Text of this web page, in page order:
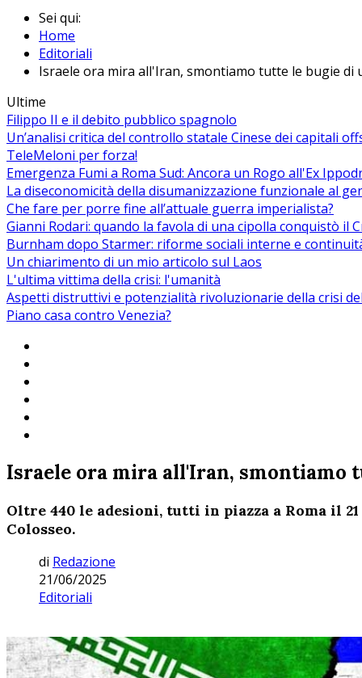
Sei qui:
Home
Editoriali
Israele ora mira all'Iran, smontiamo tutte le bugie di
Ultime
Filippo II e il debito pubblico spagnolo
Un’analisi critica del controllo statale Cinese dei capitali
TeleMeloni per forza!
Emergenza Fumi a Roma Sud: Ancora un Rogo all'Ex
La diseconomicità della disumanizzazione funzionale al
Che fare per porre fine all’attuale guerra imperialista?
Gianni Rodari: quando la favola di una cipolla conquistò il
Burnham dopo Starmer: riforme sociali interne e
Un chiarimento di un mio articolo sul Laos
L'ultima vittima della crisi: l'umanità
Aspetti distruttivi e potenzialità rivoluzionarie della crisi
Piano casa contro Venezia?
Israele ora mira all'Iran, smontiamo
Oltre 440 le adesioni, tutti in piazza a Roma il
Colosseo.
di Redazione
21/06/2025
Editoriali